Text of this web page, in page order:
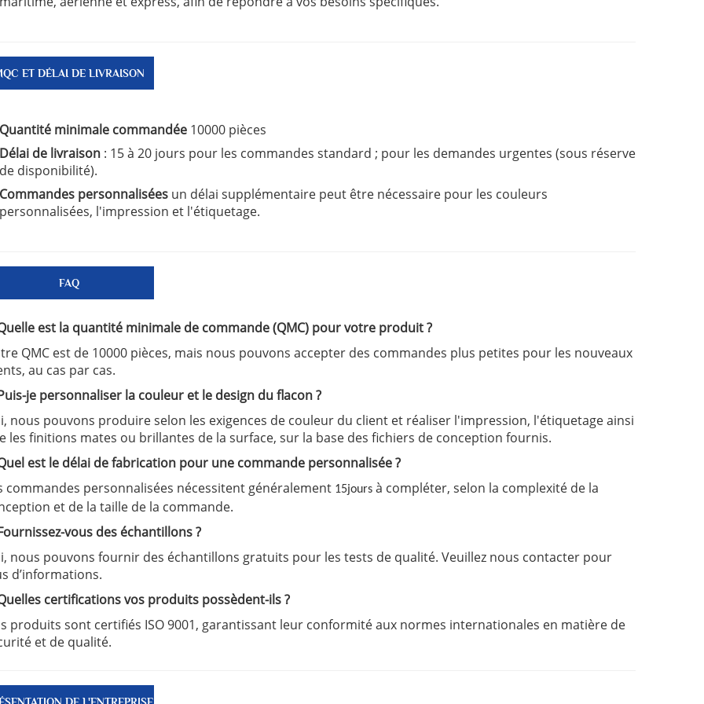
ET DÉLAI DE LIVRAISON
Quantité minimale commandée 10000 pièces
Délai de livraison : 15 à 20 jours pour les commandes standard ; pour les demandes urgentes (sous réserve
de disponibilité).
Commandes personnalisées un délai supplémentaire peut être nécessaire pour les couleurs
personnalisées, l'impression et l'étiquetage.
FAQ
est la quantité minimale de commande (QMC) pour votre produit ?
QMC est de 10000 pièces, mais nous pouvons accepter des commandes plus petites pour les nouveaux
au cas par cas.
je personnaliser la couleur et le design du flacon ?
nous pouvons produire selon les exigences de couleur du client et réaliser l'impression, l'étiquetage ainsi
les finitions mates ou brillantes de la surface, sur la base des fichiers de conception fournis.
est le délai de fabrication pour une commande personnalisée ?
commandes personnalisées nécessitent généralement 15jours à compléter, selon la complexité de la
et de la taille de la commande.
vous des échantillons ?
nous pouvons fournir des échantillons gratuits pour les tests de qualité. Veuillez nous contacter pour
d’informations.
certifications vos produits possèdent-ils ?
produits sont certifiés ISO 9001, garantissant leur conformité aux normes internationales en matière de
et de qualité.
DE L'ENTREPRISE